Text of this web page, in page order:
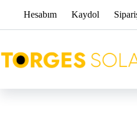
Hesabım Kaydol